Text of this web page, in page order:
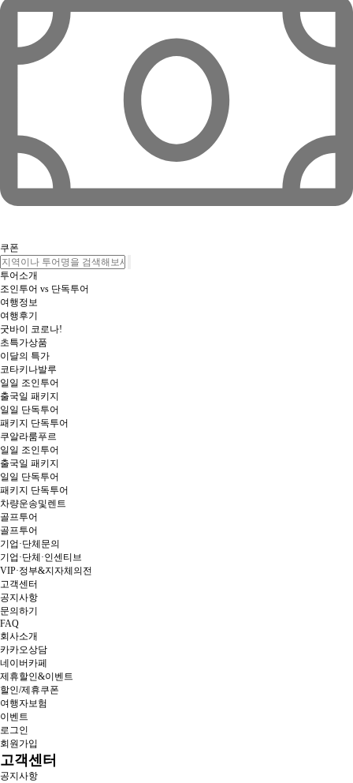
쿠폰
투어소개
조인투어 vs 단독투어
여행정보
여행후기
굿바이 코로나!
초특가상품
이달의 특가
코타키나발루
일일 조인투어
출국일 패키지
일일 단독투어
패키지 단독투어
쿠알라룸푸르
일일 조인투어
출국일 패키지
일일 단독투어
패키지 단독투어
차량운송및렌트
골프투어
골프투어
기업·단체문의
기업·단체·인센티브
VIP·정부&지자체의전
고객센터
공지사항
문의하기
FAQ
회사소개
카카오상담
네이버카페
제휴할인&이벤트
할인/제휴쿠폰
여행자보험
이벤트
로그인
회원가입
고객센터
공지사항